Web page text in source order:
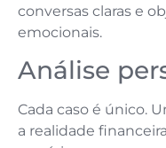
conversas claras e
emocionais.
Análise
Cada caso é único.
a realidade